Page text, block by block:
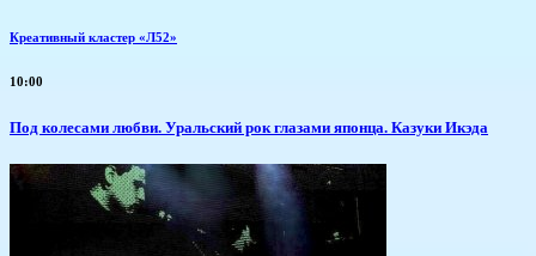
Креативный кластер «Л52»
10:00
Под колесами любви. Уральский рок глазами японца. Казуки Икэда